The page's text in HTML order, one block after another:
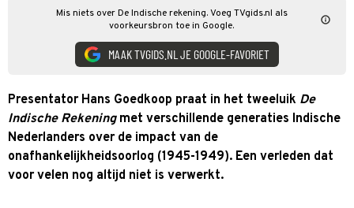
Mis niets over De Indische rekening. Voeg TVgids.nl als
voorkeursbron toe in Google.
MAAK TVGIDS.NL JE GOOGLE-FAVORIET
Presentator Hans Goedkoop praat in het tweeluik De
Indische Rekeningmet verschillende generaties Indische
Nederlanders over de impact van de
onafhankelijkheidsoorlog (1945-1949). Een verleden dat
voor velen nog altijd niet is verwerkt.